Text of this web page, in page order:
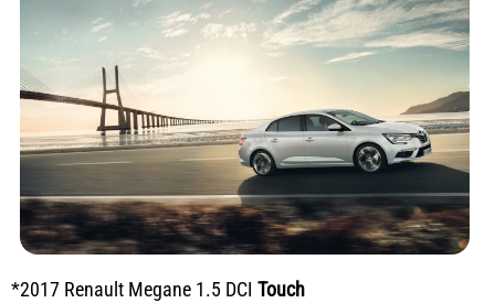
*2017 Renault Megane 1.5 DCI Touch